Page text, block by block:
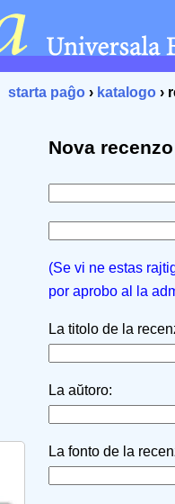
starta paĝo › katalogo ›
Nova
(Se vi ne estas
por aprobo al la
La titolo de la
La aŭtoro:
La fonto de la